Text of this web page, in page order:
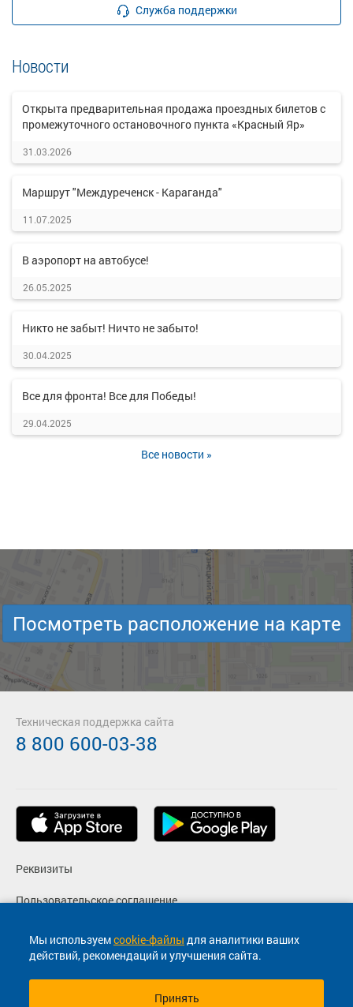
Служба поддержки
Новости
Открыта предварительная продажа проездных билетов с
промежуточного остановочного пункта «Красный Яр»
31.03.2026
Маршрут "Междуреченск - Караганда"
11.07.2025
В аэропорт на автобусе!
26.05.2025
Никто не забыт! Ничто не забыто!
30.04.2025
Все для фронта! Все для Победы!
29.04.2025
Все новости »
Мы используемcookie-файлы для аналитики ваших
действий, рекомендаций и улучшения сайта.
Принять
Посмотреть расположение на карте
Реквизиты
Пользовательское соглашение
Политика конфиденциальности
Согласие на маркетинговые сообщения
Техническая поддержка сайта
8 800 600-03-38